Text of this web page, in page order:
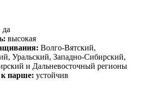
да
высокая
Волго-Вятский,
Уральский, Западно-Сибирский,
и Дальневосточный регионы
к парше: устойчив